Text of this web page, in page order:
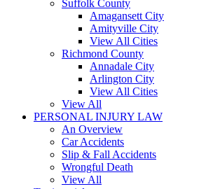
Suffolk County
Amagansett City
Amityville City
View All Cities
Richmond County
Annadale City
Arlington City
View All Cities
View All
PERSONAL INJURY LAW
An Overview
Car Accidents
Slip & Fall Accidents
Wrongful Death
View All